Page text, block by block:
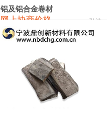
18,900
9,300
10,400
铝及铝合金卷材
网上协商价格 弘达